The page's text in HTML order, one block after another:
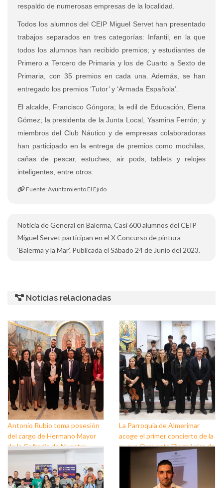
respaldo de numerosas empresas de la localidad.
Todos los alumnos del CEIP Miguel Servet han presentado
trabajos separados en tres categorías: Infantil, en la que
todos los alumnos han recibido premios; y estudiantes de
Primero a Tercero de Primaria y los de Cuarto a Sexto de
Primaria, con 35 premios en cada una. Además, se han
entregado los premios ‘Tutor’ y ‘Armada Española’.
El alcalde, Francisco Góngora; la edil de Educación, Elena
Gómez; la presidenta de la Junta Local, Yasmina Ferrón; y
miembros del Club Náutico y de empresas colaboradoras
han participado en la entrega de premios como mochilas,
cañas de pescar, estuches, air pods, tablets y relojes
inteligentes, entre otros.
Fuente: Ayuntamiento El Ejido
Noticia de General en Balerma, Casi 600 alumnos del CEIP
Miguel Servet participan en el X Concurso de pintura
‘Balerma y la Mar’. Publicada el Sábado 24 de Junio del 2023.
Noticias relacionadas
Antonio Rubio toma posesión
del cargo de Hermano Mayor
de la Cofradía de Nuestro
Padre Jesús Nazareno y
Nuestra Señora de los Dolores
de Balerma
La Parroquia de Almerimar
acoge el primer concierto de la
nueva Orquesta Filarmónica de